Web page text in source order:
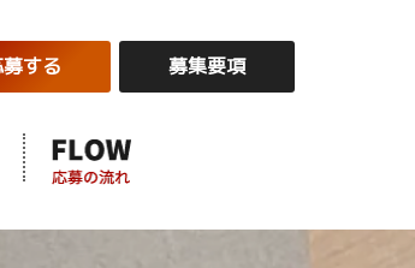
する 募集要項